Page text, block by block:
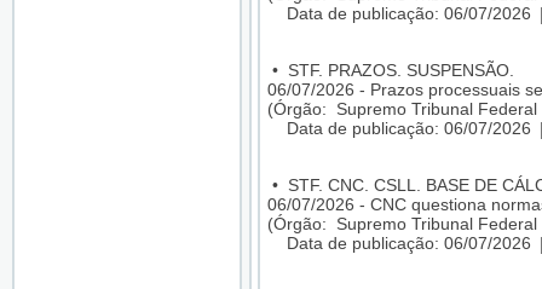
Data de publicação: 06/07/2026
• STF. PRAZOS. SUSPENSÃO.
06/07/2026 - Prazos processuais
(Órgão: Supremo Tribunal Federal
Data de publicação: 06/07/2026
• STF. CNC. CSLL. BASE DE
06/07/2026 - CNC questiona
(Órgão: Supremo Tribunal Federal
Data de publicação: 06/07/2026